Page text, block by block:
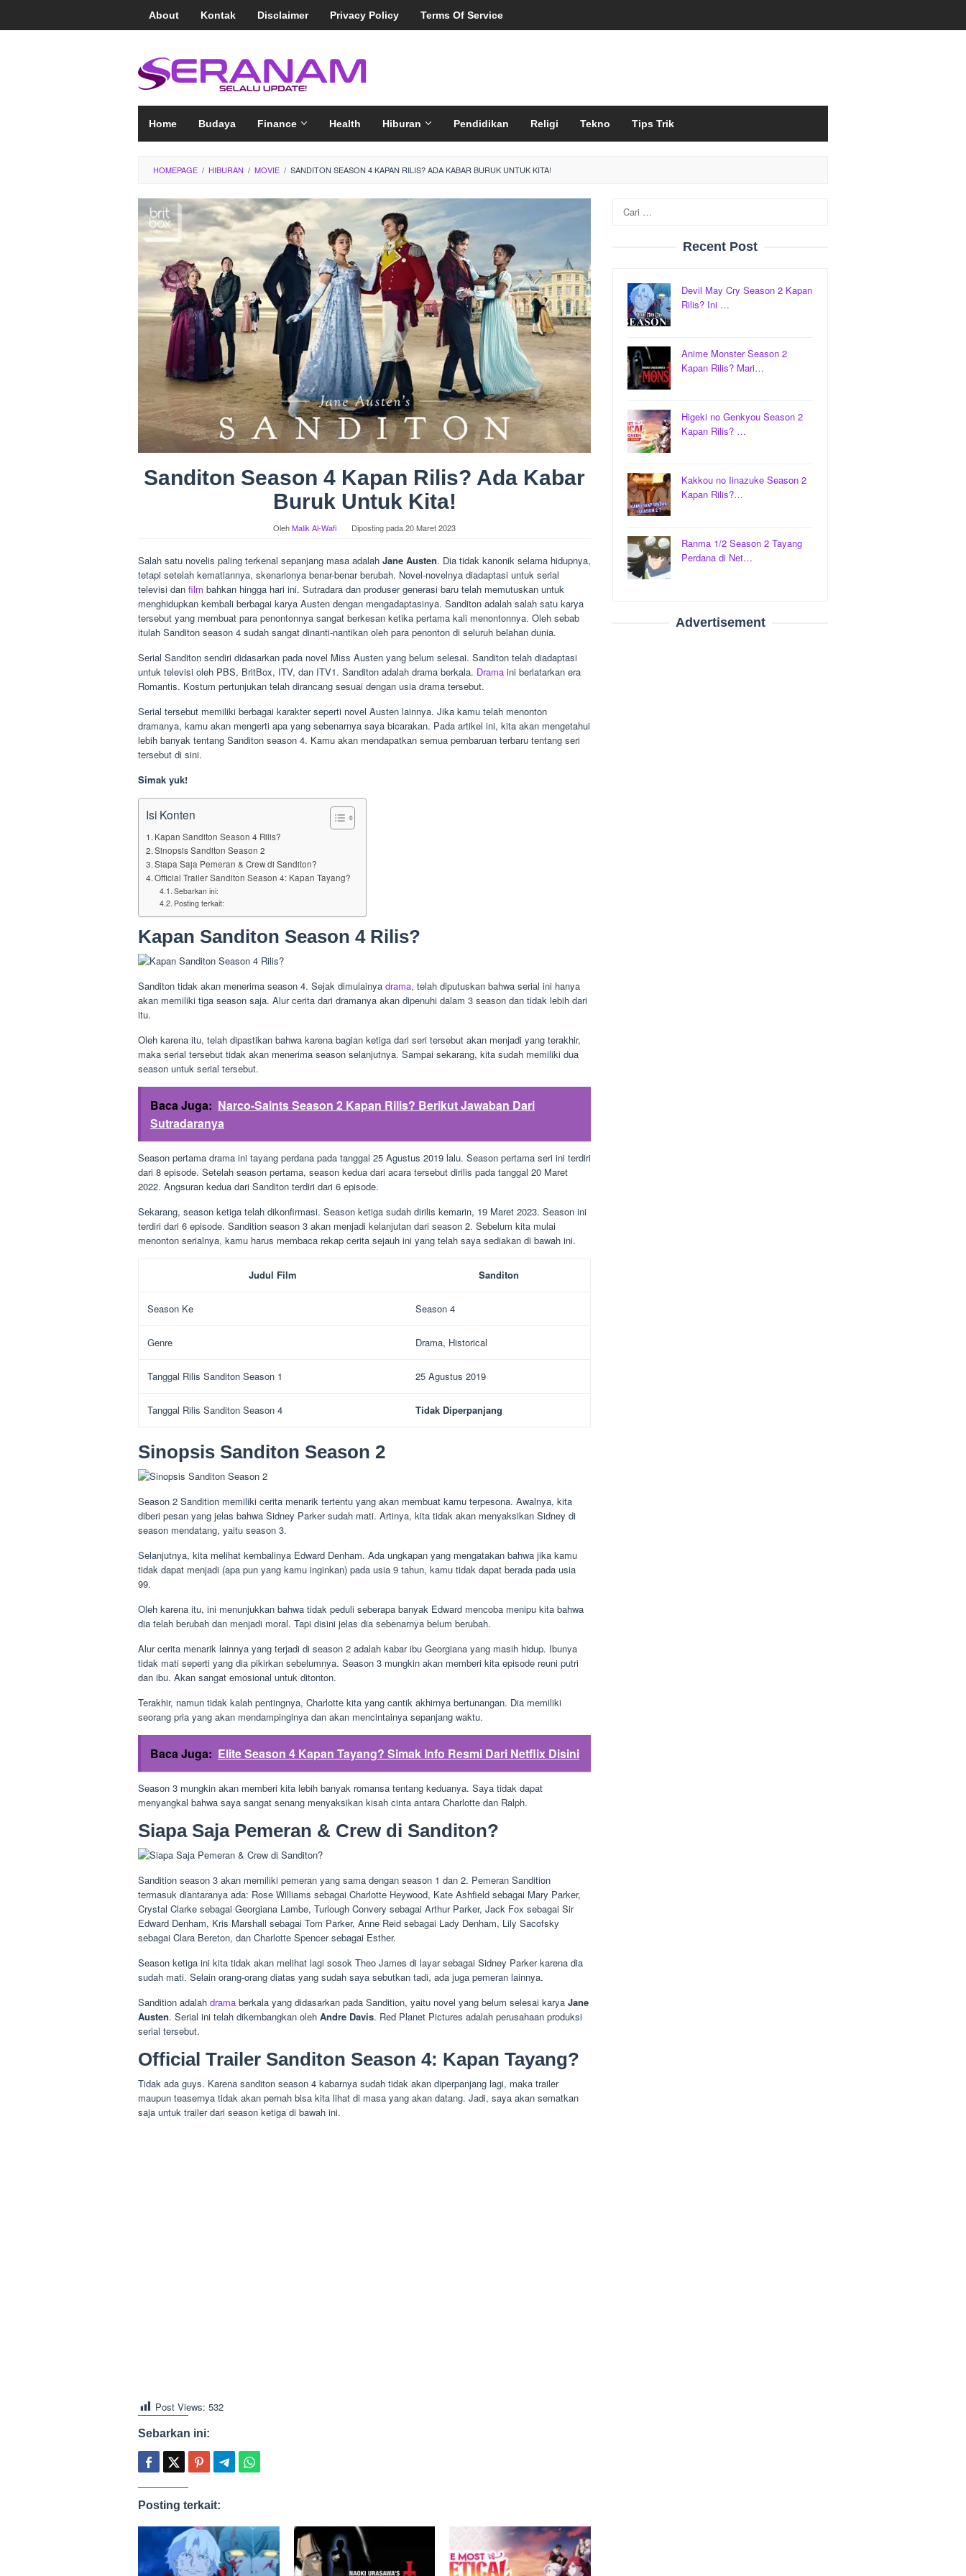
About Kontak Disclaimer Privacy Policy Terms Of Service
Home Budaya Finance Health Hiburan Pendidikan Religi Tekno Tips Trik
HOMEPAGE / HIBURAN / MOVIE / SANDITON SEASON 4 KAPAN RILIS? ADA KABAR BURUK UNTUK KITA!
Sanditon Season 4 Kapan Rilis? Ada Kabar
Buruk Untuk Kita!
OlehMalik Al-Wafi Diposting pada20 Maret 2023
Salah satu novelis paling terkenal sepanjang masa adalah Jane Austen. Dia tidak kanonik selama hidupnya,
tetapi setelah kematiannya, skenarionya benar-benar berubah. Novel-novelnya diadaptasi untuk serial
televisi dan film bahkan hingga hari ini. Sutradara dan produser generasi baru telah memutuskan untuk
menghidupkan kembali berbagai karya Austen dengan mengadaptasinya. Sanditon adalah salah satu karya
tersebut yang membuat para penontonnya sangat berkesan ketika pertama kali menontonnya. Oleh sebab
itulah Sanditon season 4 sudah sangat dinanti-nantikan oleh para penonton di seluruh belahan dunia.
Serial Sanditon sendiri didasarkan pada novel Miss Austen yang belum selesai. Sanditon telah diadaptasi
untuk televisi oleh PBS, BritBox, ITV, dan ITV1. Sanditon adalah drama berkala. Drama ini berlatarkan era
Romantis. Kostum pertunjukan telah dirancang sesuai dengan usia drama tersebut.
Serial tersebut memiliki berbagai karakter seperti novel Austen lainnya. Jika kamu telah menonton
dramanya, kamu akan mengerti apa yang sebenarnya saya bicarakan. Pada artikel ini, kita akan mengetahui
lebih banyak tentang Sanditon season 4. Kamu akan mendapatkan semua pembaruan terbaru tentang seri
tersebut di sini.
Simak yuk!
Isi Konten
Kapan Sanditon Season 4 Rilis?
Sinopsis Sanditon Season 2
Siapa Saja Pemeran & Crew di Sanditon?
Official Trailer Sanditon Season 4: Kapan Tayang?
Sebarkan ini:
Posting terkait:
Kapan Sanditon Season 4 Rilis?
Sanditon tidak akan menerima season 4. Sejak dimulainya drama, telah diputuskan bahwa serial ini hanya
akan memiliki tiga season saja. Alur cerita dari dramanya akan dipenuhi dalam 3 season dan tidak lebih dari
itu.
Oleh karena itu, telah dipastikan bahwa karena bagian ketiga dari seri tersebut akan menjadi yang terakhir,
maka serial tersebut tidak akan menerima season selanjutnya. Sampai sekarang, kita sudah memiliki dua
season untuk serial tersebut.
Baca Juga: Narco-Saints Season 2 Kapan Rilis? Berikut Jawaban Dari
Sutradaranya
Season pertama drama ini tayang perdana pada tanggal 25 Agustus 2019 lalu. Season pertama seri ini terdiri
dari 8 episode. Setelah season pertama, season kedua dari acara tersebut dirilis pada tanggal 20 Maret
2022. Angsuran kedua dari Sanditon terdiri dari 6 episode.
Sekarang, season ketiga telah dikonfirmasi. Season ketiga sudah dirilis kemarin, 19 Maret 2023. Season ini
terdiri dari 6 episode. Sandition season 3 akan menjadi kelanjutan dari season 2. Sebelum kita mulai
menonton serialnya, kamu harus membaca rekap cerita sejauh ini yang telah saya sediakan di bawah ini.
Judul Film Sanditon
Season Ke Season 4
Genre Drama, Historical
Tanggal Rilis Sanditon Season 1 25 Agustus 2019
Tanggal Rilis Sanditon Season 4 Tidak Diperpanjang
Sinopsis Sanditon Season 2
Season 2 Sandition memiliki cerita menarik tertentu yang akan membuat kamu terpesona. Awalnya, kita
diberi pesan yang jelas bahwa Sidney Parker sudah mati. Artinya, kita tidak akan menyaksikan Sidney di
season mendatang, yaitu season 3.
Selanjutnya, kita melihat kembalinya Edward Denham. Ada ungkapan yang mengatakan bahwa jika kamu
tidak dapat menjadi (apa pun yang kamu inginkan) pada usia 9 tahun, kamu tidak dapat berada pada usia
99.
Oleh karena itu, ini menunjukkan bahwa tidak peduli seberapa banyak Edward mencoba menipu kita bahwa
dia telah berubah dan menjadi moral. Tapi disini jelas dia sebenarnya belum berubah.
Alur cerita menarik lainnya yang terjadi di season 2 adalah kabar ibu Georgiana yang masih hidup. Ibunya
tidak mati seperti yang dia pikirkan sebelumnya. Season 3 mungkin akan memberi kita episode reuni putri
dan ibu. Akan sangat emosional untuk ditonton.
Terakhir, namun tidak kalah pentingnya, Charlotte kita yang cantik akhirnya bertunangan. Dia memiliki
seorang pria yang akan mendampinginya dan akan mencintainya sepanjang waktu.
Baca Juga: Elite Season 4 Kapan Tayang? Simak Info Resmi Dari Netflix Disini
Season 3 mungkin akan memberi kita lebih banyak romansa tentang keduanya. Saya tidak dapat
menyangkal bahwa saya sangat senang menyaksikan kisah cinta antara Charlotte dan Ralph.
Siapa Saja Pemeran & Crew di Sanditon?
Sandition season 3 akan memiliki pemeran yang sama dengan season 1 dan 2. Pemeran Sandition
termasuk diantaranya ada: Rose Williams sebagai Charlotte Heywood, Kate Ashfield sebagai Mary Parker,
Crystal Clarke sebagai Georgiana Lambe, Turlough Convery sebagai Arthur Parker, Jack Fox sebagai Sir
Edward Denham, Kris Marshall sebagai Tom Parker, Anne Reid sebagai Lady Denham, Lily Sacofsky
sebagai Clara Bereton, dan Charlotte Spencer sebagai Esther.
Season ketiga ini kita tidak akan melihat lagi sosok Theo James di layar sebagai Sidney Parker karena dia
sudah mati. Selain orang-orang diatas yang sudah saya sebutkan tadi, ada juga pemeran lainnya.
Sandition adalah drama berkala yang didasarkan pada Sandition, yaitu novel yang belum selesai karya Jane
Austen. Serial ini telah dikembangkan oleh Andre Davis. Red Planet Pictures adalah perusahaan produksi
serial tersebut.
Official Trailer Sanditon Season 4: Kapan Tayang?
Tidak ada guys. Karena sanditon season 4 kabarnya sudah tidak akan diperpanjang lagi, maka trailer
maupun teasernya tidak akan pernah bisa kita lihat di masa yang akan datang. Jadi, saya akan sematkan
saja untuk trailer dari season ketiga di bawah ini.
Post Views: 532
Sebarkan ini:
Posting terkait:
Cari
untuk:
Recent Post
Devil May Cry Season 2 Kapan
Rilis? Ini …
Anime Monster Season 2
Kapan Rilis? Mari…
Higeki no Genkyou Season 2
Kapan Rilis? …
Kakkou no Iinazuke Season 2
Kapan Rilis?…
Ranma 1/2 Season 2 Tayang
Perdana di Net…
Advertisement